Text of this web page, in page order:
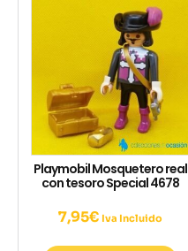
Playmobil Mosquetero real
con tesoro Special 4678
7,95€ Iva Incluido